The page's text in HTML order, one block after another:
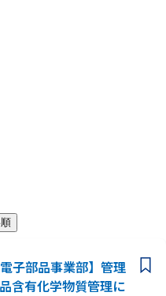
子部品事業部】管理
含有化学物質管理に